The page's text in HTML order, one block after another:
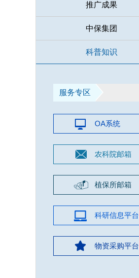
推广成果
中保集团
科普知识
服务专区
OA系统
农科院邮箱
植保所邮箱
科研信息平台
物资采购平台